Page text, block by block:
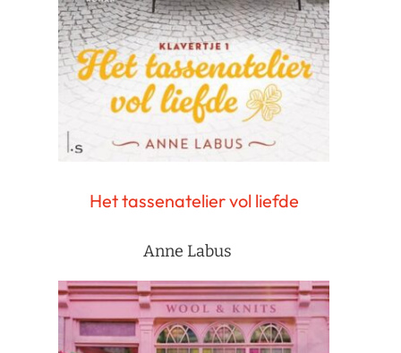
Het tassenatelier vol liefde
Anne Labus